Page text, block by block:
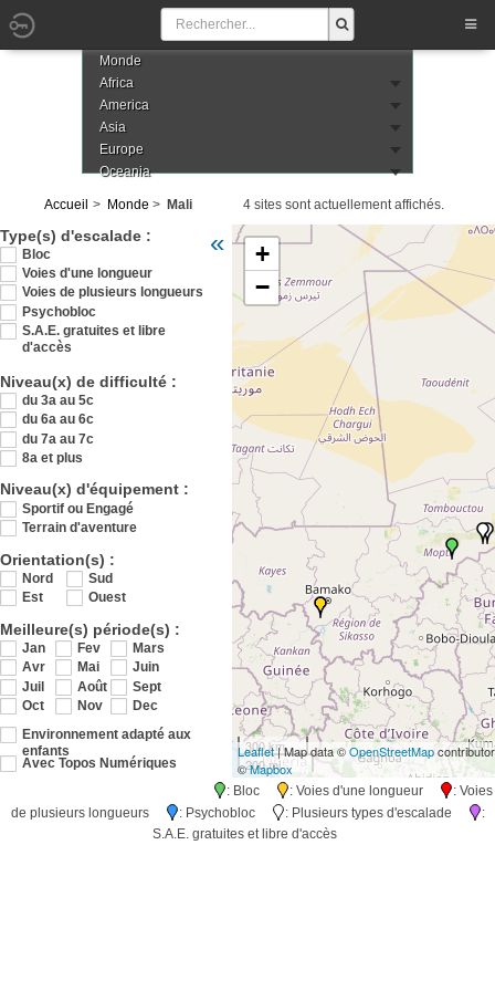
Monde
Africa
America
Asia
Europe
Oceania
Accueil Monde Mali 4 sites sont actuellement affichés.
Type(s) d'escalade :
Bloc
Voies d'une longueur
Voies de plusieurs longueurs
Psychobloc
S.A.E. gratuites et libre
d'accès
Niveau(x) de difficulté :
du 3a au 5c
du 6a au 6c
du 7a au 7c
8a et plus
Niveau(x) d'équipement :
Sportif ou Engagé
Terrain d'aventure
Orientation(s) :
Nord
Sud
Est
Ouest
Meilleure(s) période(s) :
Jan Fev
Mars
Avr
Mai
Juin
Juil
Août
Sept
Oct
Nov
Dec
Environnement adapté aux
enfants
Avec Topos Numériques
« Veuillez patienter pendant le chargement
+
−
300 km
200 mi
Leaflet| Map data ©OpenStreetMap
©Mapbox
: Bloc : Voies d'une longueur
: Voies
de plusieurs longueurs
: Psychobloc : Plusieurs types d'escalade
:
S.A.E. gratuites et libre d'accès